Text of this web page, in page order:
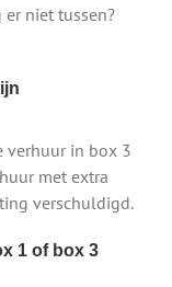
niet tussen?
verhuur in box 3
met extra
verschuldigd.
1 of box 3